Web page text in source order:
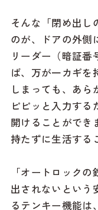
そんな「閉め出し
のが、ドアの外側
リーダー（暗証
ば、万が一カギを
しまっても、あら
ピピッと入力する
開けることができ
持たずに生活する
「オートロック
出されないという
るテンキー機能は